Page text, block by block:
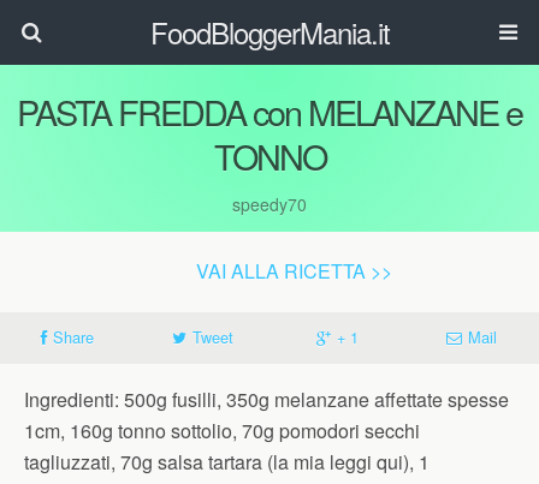
FoodBloggerMania.it
PASTA FREDDA con MELANZANE e
TONNO
speedy70
VAI ALLA RICETTA >>
Share Tweet + 1 Mail
Ingredienti: 500g fusilli, 350g melanzane affettate spesse
1cm, 160g tonno sottolio, 70g pomodori secchi
tagliuzzati, 70g salsa tartara (la mia leggi qui), 1